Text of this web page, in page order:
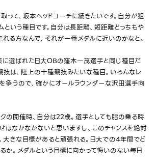
って、坂本ヘッドコーチに続きたいです。自分が狙
という種目です。自分は長距離、短距離どっちもや
れる方なんで、それが一番メダルに近いのかなと。
選ばれた日大OBの窪木一茂選手と同じ種目だ
技は、陸上の十種競技みたいな種目。いろんなレ
争うので、確かにオールラウンダーな沢田選手向
の開催時、自分は22歳。選手としても脂の乗る時
はなかなかないと思いますし、このチャンスを絶対
大きな目標があると頑張れる。日大での4年間でど
か。メダルという目標に向かって悔いのない毎日